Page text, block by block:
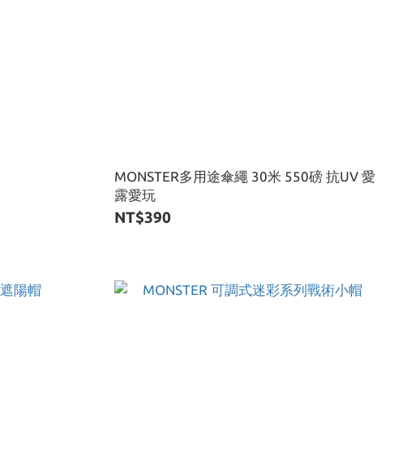
MONSTER多用途傘繩 30米 550磅 抗UV 愛
露愛玩
NT$390